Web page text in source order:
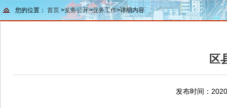
您的位置： 首页 >党务公开>业务工作>详细内容
区
发布时间：